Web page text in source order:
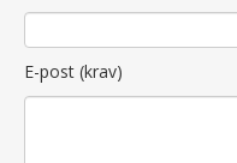
E-post (krav)